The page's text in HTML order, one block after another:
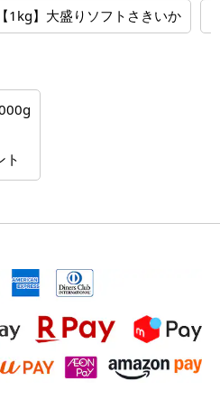
【1kg】大盛りソフトさきいか
ト